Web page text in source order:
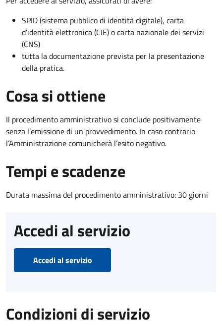
SPID (sistema pubblico di identità digitale), carta
d’identità elettronica (CIE) o carta nazionale dei servizi
(CNS)
tutta la documentazione prevista per la presentazione
della pratica.
Cosa si ottiene
Il procedimento amministrativo si conclude positivamente
senza l’emissione di un provvedimento. In caso contrario
l’Amministrazione comunicherà l’esito negativo.
Tempi e scadenze
Durata massima del procedimento amministrativo: 30 giorni
Accedi al servizio
Accedi al servizio
Condizioni di servizio